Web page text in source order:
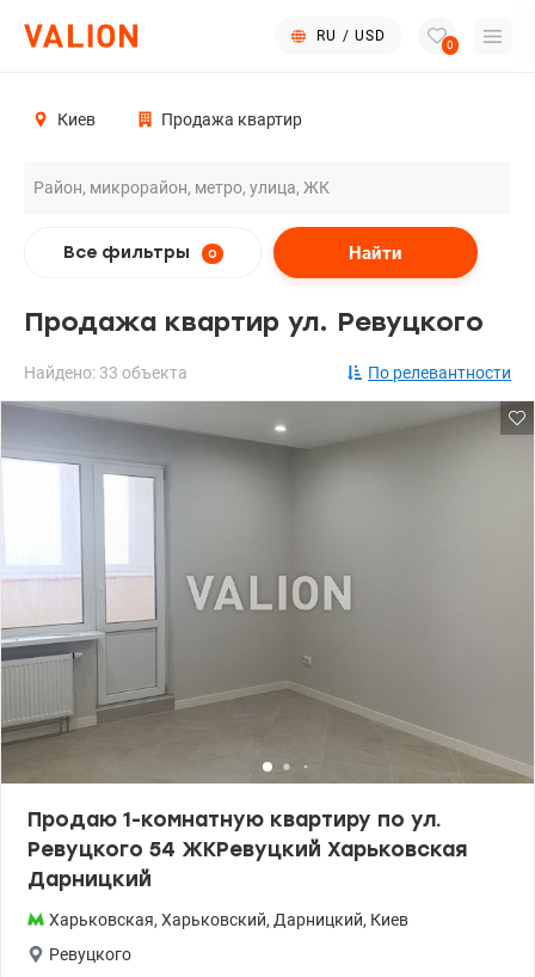
RU / USD
0
Киев Продажа квартир
Все фильтры 0 Найти
Продажа квартир ул. Ревуцкого
Найдено: 33 объекта По релевантности
Продаю 1-комнатную квартиру по ул.
Ревуцкого 54 ЖКРевуцкий Харьковская
Дарницкий
Харьковская, Харьковский, Дарницкий, Киев
Ревуцкого